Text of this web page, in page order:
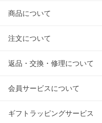
商品について
注文について
返品・交換・修理について
会員サービスについて
ギフトラッピングサービス